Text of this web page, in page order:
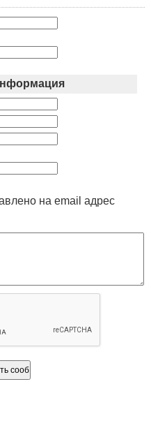
на email адрес